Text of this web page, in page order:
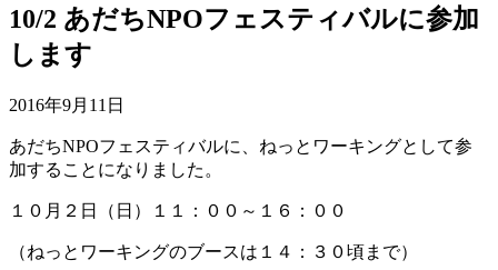
10/2 あだちNPOフェスティバルに参加
します
2016年9月11日
あだちNPOフェスティバルに、ねっとワーキングとして参
加することになりました。
１０月２日（日）１１：００～１６：００
（ねっとワーキングのブースは１４：３０頃まで）